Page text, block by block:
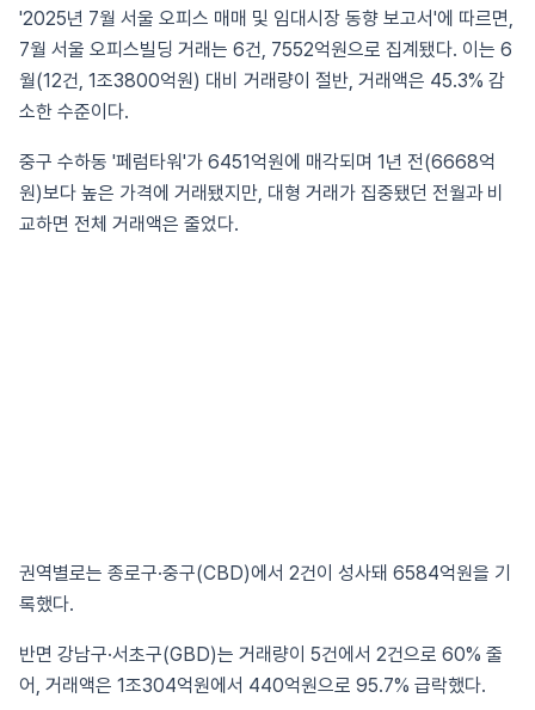
'2025년 7월 서울 오피스 매매 및 임대시장 동향 보고서'에 따르면,
7월 서울 오피스빌딩 거래는 6건, 7552억원으로 집계됐다. 이는 6
월(12건, 1조3800억원) 대비 거래량이 절반, 거래액은 45.3% 감
소한 수준이다.
중구 수하동 '페럼타워'가 6451억원에 매각되며 1년 전(6668억
원)보다 높은 가격에 거래됐지만, 대형 거래가 집중됐던 전월과 비
교하면 전체 거래액은 줄었다.
권역별로는 종로구·중구(CBD)에서 2건이 성사돼 6584억원을 기
록했다.
반면 강남구·서초구(GBD)는 거래량이 5건에서 2건으로 60% 줄
어, 거래액은 1조304억원에서 440억원으로 95.7% 급락했다.